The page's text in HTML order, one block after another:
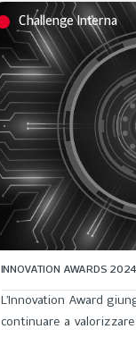
INNOVATION AWARDS 2024
L’Innovation Award
continuare a
Challenge Interna